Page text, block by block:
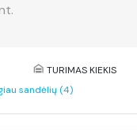
TURIMAS KIEKIS
sandėlių (4)